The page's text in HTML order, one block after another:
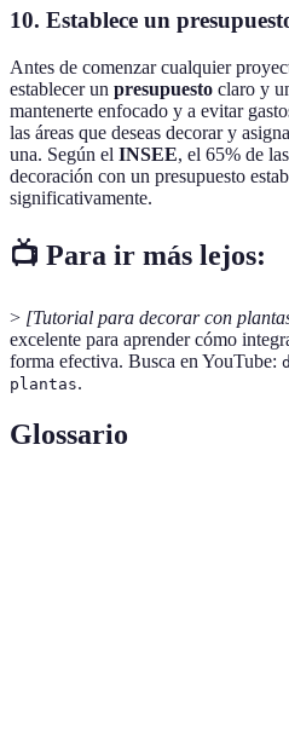
10. Establece un
Antes de comenzar cualquier
establecer un presupuesto claro y
mantenerte enfocado y a evitar
las áreas que deseas decorar y
una. Según el INSEE, el 65% de
decoración con un presupuesto
significativamente.
📺 Para ir más lejos:
> [Tutorial para decorar con
excelente para aprender cómo
forma efectiva. Busca en YouTube:
plantas.
Glossario